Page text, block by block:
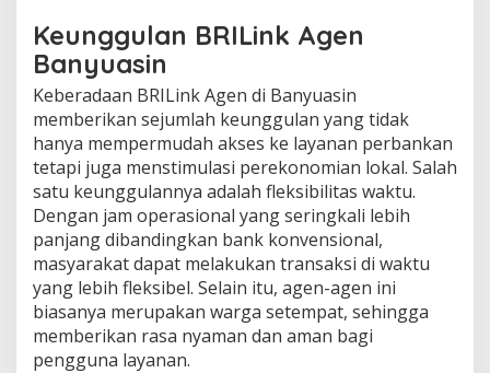
Keunggulan BRILink Agen
Banyuasin
Keberadaan BRILink Agen di Banyuasin
memberikan sejumlah keunggulan yang tidak
hanya mempermudah akses ke layanan perbankan
tetapi juga menstimulasi perekonomian lokal. Salah
satu keunggulannya adalah fleksibilitas waktu.
Dengan jam operasional yang seringkali lebih
panjang dibandingkan bank konvensional,
masyarakat dapat melakukan transaksi di waktu
yang lebih fleksibel. Selain itu, agen-agen ini
biasanya merupakan warga setempat, sehingga
memberikan rasa nyaman dan aman bagi
pengguna layanan.